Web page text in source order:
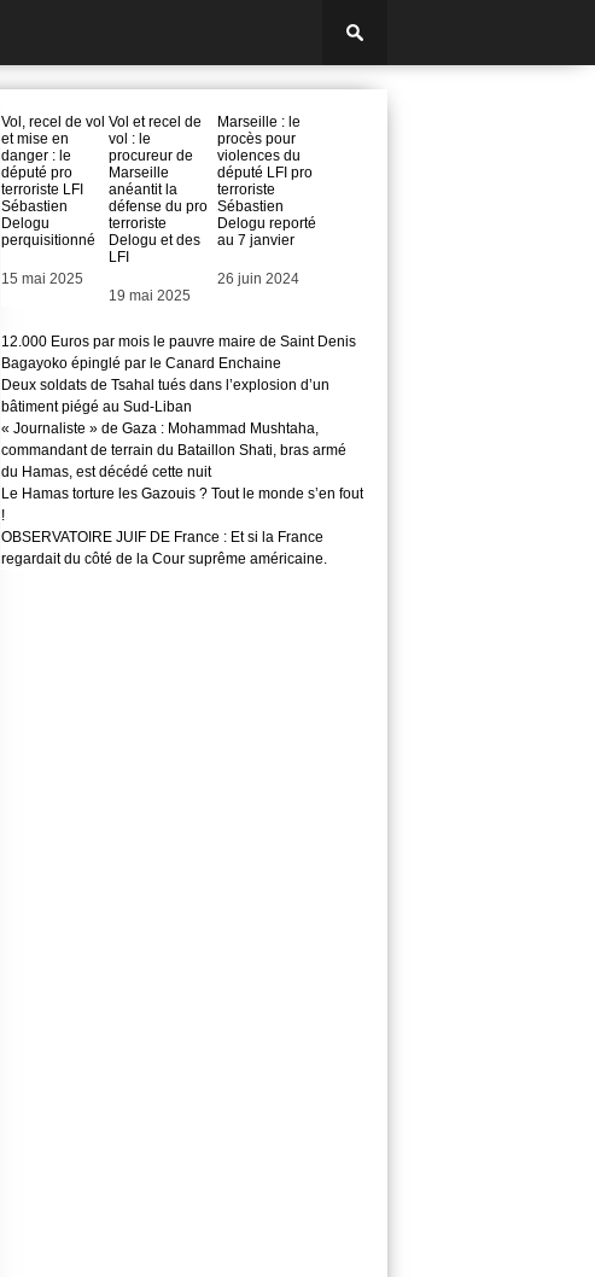
Vol, recel de vol
et mise en
danger : le
député pro
terroriste LFI
Sébastien
Delogu
perquisitionné
Date
15 mai 2025
Vol et recel de
vol : le
procureur de
Marseille
anéantit la
défense du pro
terroriste
Delogu et des
LFI
Date
19 mai 2025
Marseille : le
procès pour
violences du
député LFI pro
terroriste
Sébastien
Delogu reporté
au 7 janvier
Date
26 juin 2024
12.000 Euros par mois le pauvre maire de Saint Denis
Bagayoko épinglé par le Canard Enchaine
Deux soldats de Tsahal tués dans l’explosion d’un
bâtiment piégé au Sud-Liban
« Journaliste » de Gaza : Mohammad Mushtaha,
commandant de terrain du Bataillon Shati, bras armé
du Hamas, est décédé cette nuit
Le Hamas torture les Gazouis ? Tout le monde s’en fout
!
OBSERVATOIRE JUIF DE France : Et si la France
regardait du côté de la Cour suprême américaine.